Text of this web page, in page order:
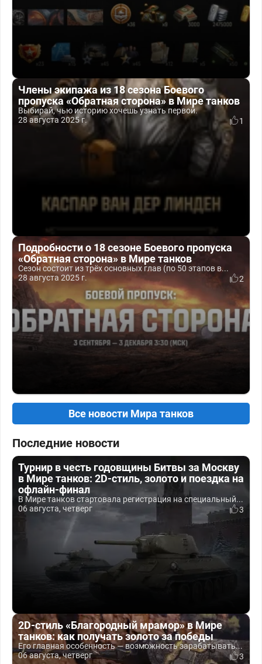
Члены экипажа из 18 сезона Боевого
пропуска «Обратная сторона» в Мире танков
Выбирай, чью историю хочешь узнать первой.
28 августа 2025 г.
1
Подробности о 18 сезоне Боевого пропуска
«Обратная сторона» в Мире танков
Сезон состоит из трёх основных глав (по 50 этапов в...
28 августа 2025 г.
2
Все новости Мира танков
Последние новости
Турнир в честь годовщины Битвы за Москву
в Мире танков: 2D-стиль, золото и поездка на
офлайн-финал
В Мире танков стартовала регистрация на специальный...
06 августа, четверг
3
2D-стиль «Благородный мрамор» в Мире
танков: как получать золото за победы
Его главная особенность — возможность зарабатывать...
06 августа, четверг
3